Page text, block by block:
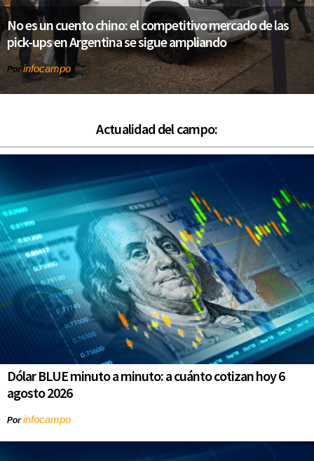
No es un cuento chino: el competitivo mercado de las
pick-ups en Argentina se sigue ampliando
Por infocampo
Actualidad del campo:
Dólar BLUE minuto a minuto: a cuánto cotizan hoy 6
agosto 2026
Porinfocampo